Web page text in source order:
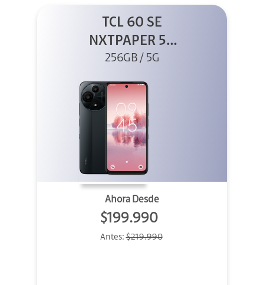
TCL 60 SE
NXTPAPER 5G
256GB Gris
256GB / 5G
Ahora Desde
$199.990
Antes:$219.990